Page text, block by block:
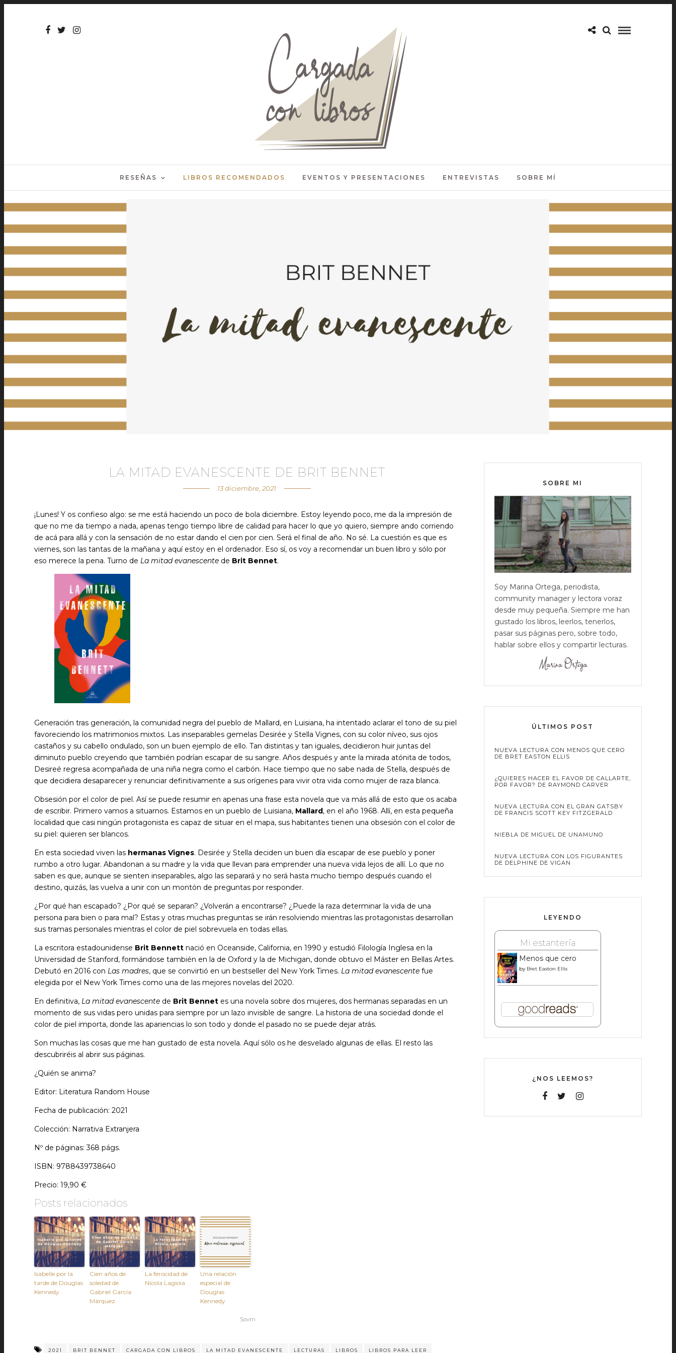
RESEÑAS LIBROS RECOMENDADOS EVENTOS Y PRESENTACIONES ENTREVISTAS SOBRE MÍ
LA MITAD EVANESCENTE DE BRIT BENNET
13 diciembre, 2021
¡Lunes! Y os confieso algo: se me está haciendo un poco de bola diciembre. Estoy leyendo poco, me da la impresión de
que no me da tiempo a nada, apenas tengo tiempo libre de calidad para hacer lo que yo quiero, siempre ando corriendo
de acá para allá y con la sensación de no estar dando el cien por cien. Será el final de año. No sé. La cuestión es que es
viernes, son las tantas de la mañana y aquí estoy en el ordenador. Eso sí, os voy a recomendar un buen libro y sólo por
eso merece la pena. Turno de La mitad evanescente de Brit Bennet.
Generación tras generación, la comunidad negra del pueblo de Mallard, en Luisiana, ha intentado aclarar el tono de su piel
favoreciendo los matrimonios mixtos. Las inseparables gemelas Desirée y Stella Vignes, con su color níveo, sus ojos
castaños y su cabello ondulado, son un buen ejemplo de ello. Tan distintas y tan iguales, decidieron huir juntas del
diminuto pueblo creyendo que también podrían escapar de su sangre. Años después y ante la mirada atónita de todos,
Desireé regresa acompañada de una niña negra como el carbón. Hace tiempo que no sabe nada de Stella, después de
que decidiera desaparecer y renunciar definitivamente a sus orígenes para vivir otra vida como mujer de raza blanca.
Obsesión por el color de piel. Así se puede resumir en apenas una frase esta novela que va más allá de esto que os acaba
de escribir. Primero vamos a situarnos. Estamos en un pueblo de Luisiana, Mallard , en el año 1968. Allí, en esta pequeña
localidad que casi ningún protagonista es capaz de situar en el mapa, sus habitantes tienen una obsesión con el color de
su piel: quieren ser blancos.
En esta sociedad viven las hermanas Vignes. Desirée y Stella deciden un buen día escapar de ese pueblo y poner
rumbo a otro lugar. Abandonan a su madre y la vida que llevan para emprender una nueva vida lejos de allí. Lo que no
saben es que, aunque se sienten inseparables, algo las separará y no será hasta mucho tiempo después cuando el
destino, quizás, las vuelva a unir con un montón de preguntas por responder.
¿Por qué han escapado? ¿Por qué se separan? ¿Volverán a encontrarse? ¿Puede la raza determinar la vida de una
persona para bien o para mal? Estas y otras muchas preguntas se irán resolviendo mientras las protagonistas desarrollan
sus tramas personales mientras el color de piel sobrevuela en todas ellas.
La escritora estadounidense Brit Bennett nació en Oceanside, California, en 1990 y estudió Filología Inglesa en la
Universidad de Stanford, formándose también en la de Oxford y la de Michigan, donde obtuvo el Máster en Bellas Artes.
Debutó en 2016 con Las madres, que se convirtió en un bestseller del New York Times. La mitad evanescente fue
elegida por el New York Times como una de las mejores novelas del 2020.
En definitiva, La mitad evanescente de Brit Bennet es una novela sobre dos mujeres, dos hermanas separadas en un
momento de sus vidas pero unidas para siempre por un lazo invisible de sangre. La historia de una sociedad donde el
color de piel importa, donde las apariencias lo son todo y donde el pasado no se puede dejar atrás.
Son muchas las cosas que me han gustado de esta novela. Aquí sólo os he desvelado algunas de ellas. El resto las
descubriréis al abrir sus páginas.
¿Quién se anima?
Editor: Literatura Random House
Fecha de publicación: 2021
Colección: Narrativa Extranjera
Nº de páginas: 368 págs.
ISBN: 9788439738640
Precio: 19,90 €
Posts relacionados
Isabelle por la
tarde de Douglas
Kennedy
Cien años de
soledad de
Gabriel García
Márquez
La ferocidad de
Nicola Lagioia
Una relación
especial de
Douglas
Kennedy
Sovrn
2021 BRIT BENNET CARGADA CON LIBROS LA MITAD EVANESCENTE LECTURAS LIBROS LIBROS PARA LEER
SOBRE MI
Soy Marina Ortega, periodista,
community manager y lectora voraz
desde muy pequeña. Siempre me han
gustado los libros, leerlos, tenerlos,
pasar sus páginas pero, sobre todo,
hablar sobre ellos y compartir lecturas.
ÚLTIMOS POST
NUEVA LECTURA CON MENOS QUE CERO
DE BRET EASTON ELLIS
¿QUIERES HACER EL FAVOR DE CALLARTE,
POR FAVOR? DE RAYMOND CARVER
NUEVA LECTURA CON EL GRAN GATSBY
DE FRANCIS SCOTT KEY FITZGERALD
NIEBLA DE MIGUEL DE UNAMUNO
NUEVA LECTURA CON LOS FIGURANTES
DE DELPHINE DE VIGAN
LEYENDO
Mi estantería
Menos que cero
by Bret Easton Ellis
¿NOS LEEMOS?